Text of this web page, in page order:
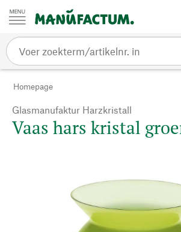
Passer au contenu
Homepage
Glasmanufaktur Harzkristall
Vaas hars kristal